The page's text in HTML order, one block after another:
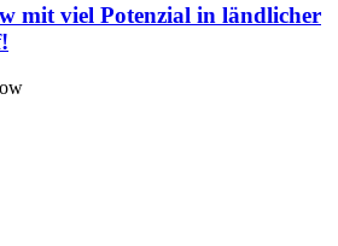
mit viel Potenzial in ländlicher